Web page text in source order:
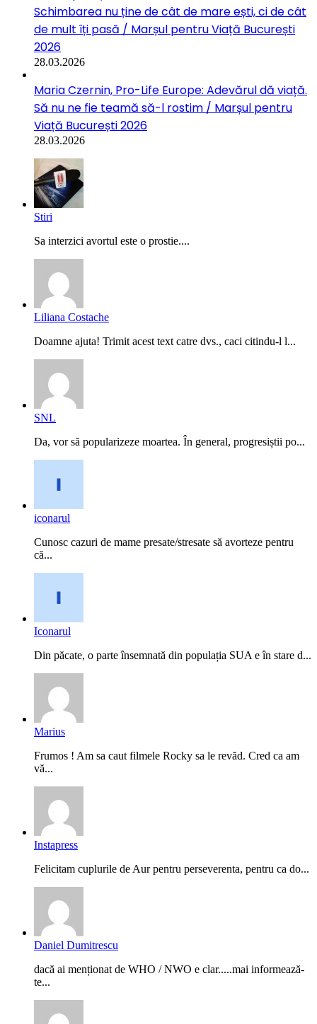
Schimbarea nu ține de cât de mare ești, ci de cât
de mult îți pasă / Marșul pentru Viață București
2026
28.03.2026
Maria Czernin, Pro-Life Europe: Adevărul dă viață.
Să nu ne fie teamă să-l rostim / Marșul pentru
Viață București 2026
28.03.2026
Stiri
Sa interzici avortul este o prostie....
Liliana Costache
Doamne ajuta! Trimit acest text catre dvs., caci citindu-l l...
SNL
Da, vor să popularizeze moartea. În general, progresiștii po...
iconarul
Cunosc cazuri de mame presate/stresate să avorteze pentru
că...
Iconarul
Din păcate, o parte însemnată din populația SUA e în stare d...
Marius
Frumos ! Am sa caut filmele Rocky sa le revăd. Cred ca am
vă...
Instapress
Felicitam cuplurile de Aur pentru perseverenta, pentru ca do...
Daniel Dumitrescu
dacă ai menționat de WHO / NWO e clar.....mai informează-
te...